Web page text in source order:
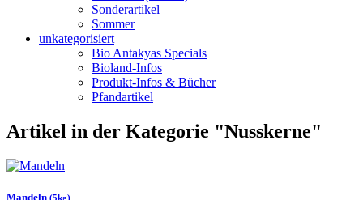
Sonderartikel
Sommer
unkategorisiert
Bio Antakyas Specials
Bioland-Infos
Produkt-Infos & Bücher
Pfandartikel
Artikel in der Kategorie "Nusskerne"
Mandeln (5kg)